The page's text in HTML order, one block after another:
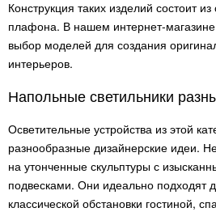
Конструкция таких изделий состоит
плафона. В нашем интернет-
выбор моделей для создания
интерьеров.
Напольные светильники
Осветительные устройства из этой
разнообразные дизайнерские идеи.
на утонченные скульптуры с
подвесками. Они идеально подходят
классической обстановки гостиной,